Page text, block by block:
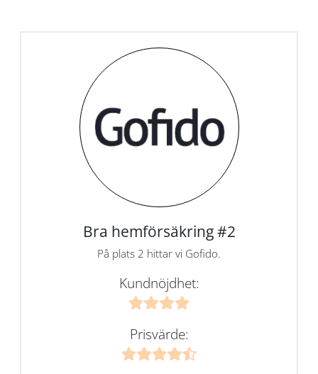
Bra hemförsäkring #2
På plats 2 hittar vi Gofido.
Kundnöjdhet:
Prisvärde: